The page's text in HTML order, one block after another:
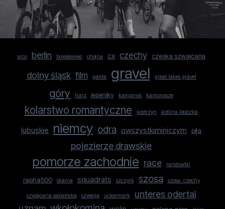
arco berlin bolesławiec chojna cx czechy czeska szwajcaria
dolny śląsk film garda gravel great lakes gravel
góry harz jeseniky kampinos karkonosze
kolarstwo romantyczne kostrzyn kotlina kłodzka
lubuskie niemcy odra owszystkiminiczym piła
pojezierze drawskie
pomorze zachodnie race randowtal
rapha500 skania squadrats szczyrk szosa szosa. czechy
szwajcaria saksońska szwecja uckermark
unteres odertal